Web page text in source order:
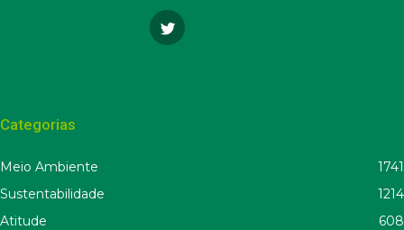
Categorias
Meio Ambiente
1741
Sustentabilidade
1214
Atitude
608